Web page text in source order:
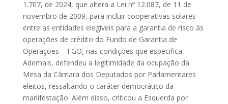
1.707, de 2024, que altera a Lei nº 12.087, de 11 de
novembro de 2009, para incluir cooperativas solares
entre as entidades elegíveis para a garantia de risco às
operações de crédito do Fundo de Garantia de
Operações – FGO, nas condições que especifica.
Ademais, defendeu a legitimidade da ocupação da
Mesa da Câmara dos Deputados por Parlamentares
eleitos, ressaltando o caráter democrático da
manifestação. Além disso, criticou a Esquerda por